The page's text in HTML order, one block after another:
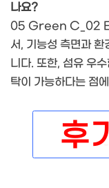
나요?
05 Green C_02
서, 기능성 측면과 환
니다. 또한, 섬유 우
탁이 가능하다는 점